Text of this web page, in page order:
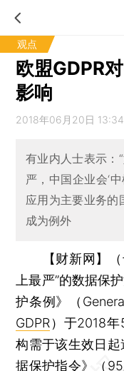
观点
欧盟GDPR
影响
2018年06月20日 13:34
有业内人士表示：
严，中国企业会‘
应用为主要业务的
成为例外
【财新网】
上最严”的数据保
护条例》（
GDPR）于2018
构需于该生效日
据保护指令》（